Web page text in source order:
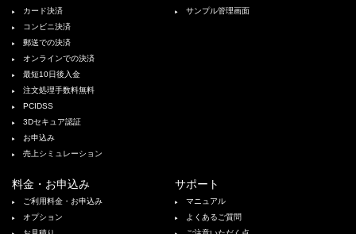
カード決済
コンビニ決済
郵送での決済
オンラインでの決済
最短10日後入金
注文処理手数料無料
PCIDSS
3Dセキュア認証
お申込み
売上シミュレーション
サンプル管理画面
料金・お申込み
ご利用料金・お申込み
オプション
サポート
マニュアル
よくあるご質問